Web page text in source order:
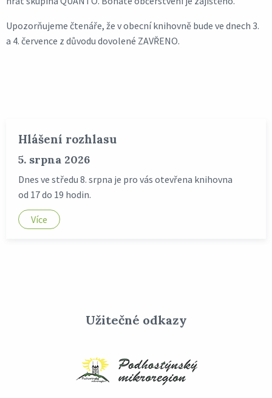
Upozorňujeme čtenáře, že v obecní knihovně bude ve dnech 3.
a 4. července z důvodu dovolené ZAVŘENO.
Hlášení rozhlasu
5. srpna 2026
Dnes ve středu 8. srpna je pro vás otevřena knihovna
od 17 do 19 hodin.
Více
Užitečné odkazy